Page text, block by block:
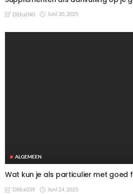
Ditka040 Juni 30, 2025
ALGEMEEN
Wat kun je als particulier met goed
Ditka039 Juni 24, 2025